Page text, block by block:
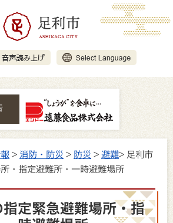
> 消防・防災 > 防災 > 避難> 足利市
・指定避難所・一時避難場所
指定緊急避難場所・指